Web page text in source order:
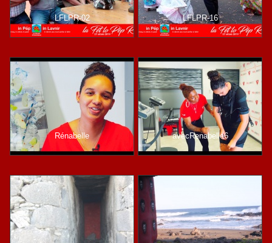
LFLPR-02 LFLPR-16
Rénabelle avecRenabelle6